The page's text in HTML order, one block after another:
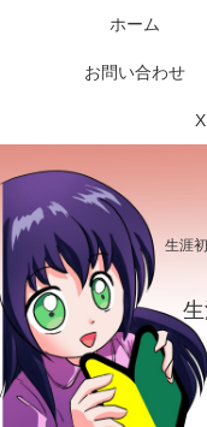
生涯
ホーム
お問い合わせ